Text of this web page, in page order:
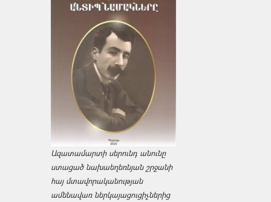
Ազատամարտի սերունդ անունը
ստացած նախաեղեռնյան շրջանի
հայ մտավորականության
ամենավառ ներկայացուցիչներից